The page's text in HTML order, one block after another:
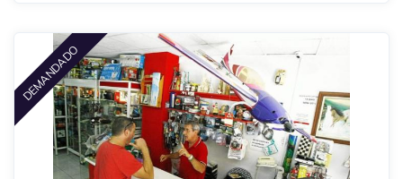
DEMANDADO